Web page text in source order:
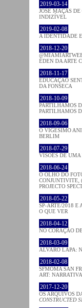
2019-03-14
JOSÉ MAÇÃS
INDIZÍVEL
2019-02-08
A IDENTIDADE
2018-12-20
ÉDEN DA ARTE
2018-11-17
EDUCAÇÃO
DA FONSECA
2018-10-09
PARTILHAMOS
PARTILHAMOS
2018-09-06
O VIGÉSIMO
BERLIM
2018-07-29
VISÕES DE UMA
2018-06-24
O OLHO DO
CONJUNTIVITE,
PROJECTO
2018-05-22
SP-ARTE/2018 E
O QUE VER
2018-04-12
NO CORAÇÂO
2018-03-09
ÁLVARO LAPA:
2018-02-08
SFMOMA SAN
ART:
2017-12-20
OS ARQUIVOS
CONSTRUCTED